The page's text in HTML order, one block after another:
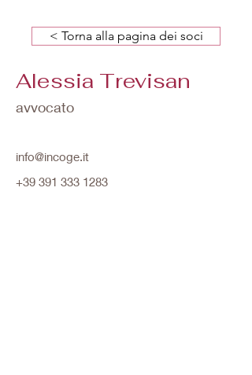
< Torna alla pagina dei soci
Alessia Trevisan
avvocato
info@incoge.it
+39 391 333 1283